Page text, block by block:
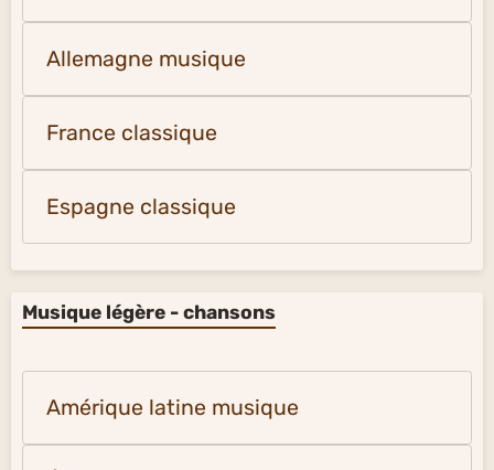
Allemagne musique
France classique
Espagne classique
Musique légère - chansons
Amérique latine musique